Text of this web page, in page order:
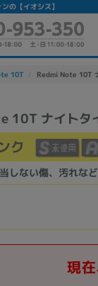
の【イオシス】
10T Redmi Note 10T
10T ナイトタ
ク
しない傷、汚れな
現
かんたんパソコ